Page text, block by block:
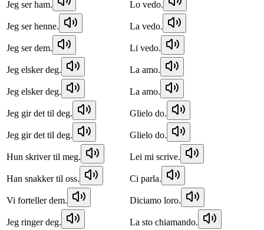
Jeg ser ham. Lo vedo.
Jeg ser henne. La vedo.
Jeg ser dem. Li vedo.
Jeg elsker deg. La amo.
Jeg elsker deg. La amo.
Jeg gir det til deg. Glielo do.
Jeg gir det til deg. Glielo do.
Hun skriver til meg. Lei mi scrive.
Han snakker til oss. Ci parla.
Vi forteller dem. Diciamo loro.
Jeg ringer deg. La sto chiamando.